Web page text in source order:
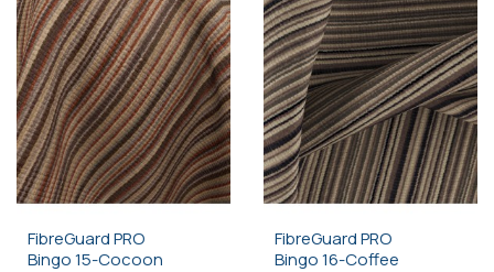
FibreGuard PRO
Bingo 15-Cocoon
FibreGuard PRO
Bingo 16-Coffee